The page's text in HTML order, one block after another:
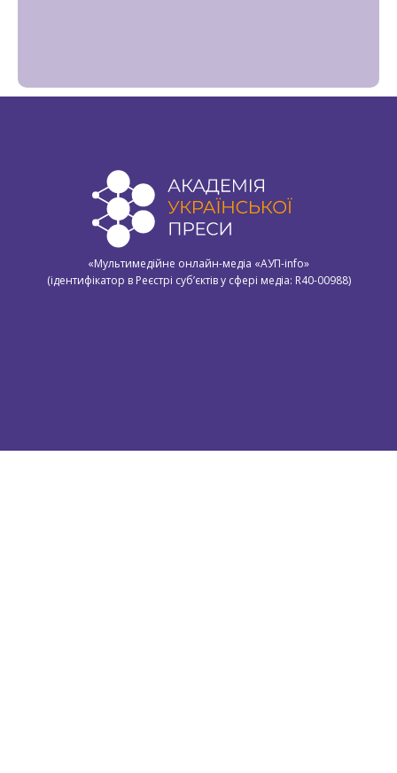
«Мультимедійне онлайн-медіа «АУП-info»
(ідентифікатор в Реєстрі суб’єктів у сфері медіа: R40-00988)